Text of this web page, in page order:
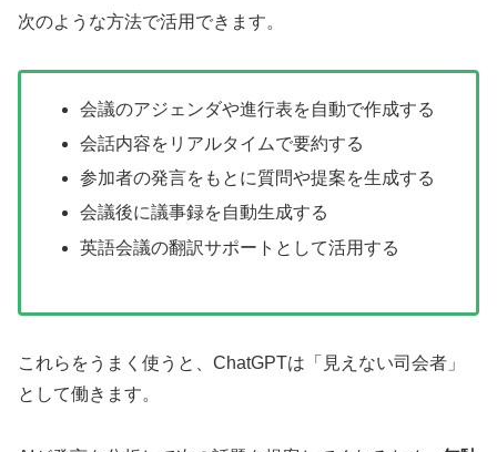
次のような方法で活用できます。
会議のアジェンダや進行表を自動で作成する
会話内容をリアルタイムで要約する
参加者の発言をもとに質問や提案を生成する
会議後に議事録を自動生成する
英語会議の翻訳サポートとして活用する
これらをうまく使うと、ChatGPTは「見えない司会者」
として働きます。